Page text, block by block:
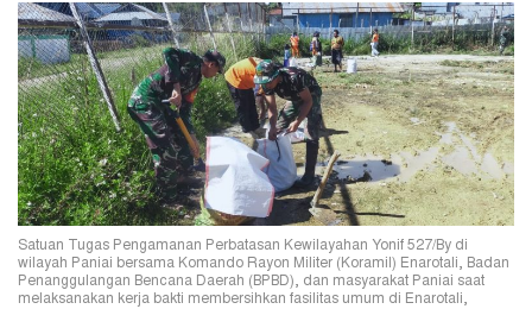
Satuan Tugas Pengamanan Perbatasan Kewilayahan Yonif 527/By di
wilayah Paniai bersama Komando Rayon Militer (Koramil) Enarotali, Badan
Penanggulangan Bencana Daerah (BPBD), dan masyarakat Paniai saat
melaksanakan kerja bakti membersihkan fasilitas umum di Enarotali,